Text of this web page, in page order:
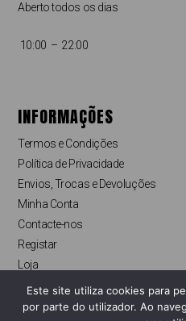
Aberto todos os dias
10:00 – 22:00
INFORMAÇÕES
Termos e Condições
Política de Privacidade
Envios, Trocas e Devoluções
Minha Conta
Contacte-nos
Registar
Loja
Finalizar compras
Livro de Reclamações Online
Este site utiliza cookies para
por parte do utilizador. Ao